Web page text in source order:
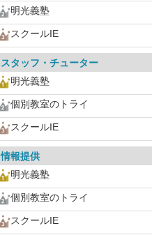
明光義塾
スクールIE
スタッフ・チューター
明光義塾
個別教室のトライ
スクールIE
情報提供
明光義塾
個別教室のトライ
スクールIE